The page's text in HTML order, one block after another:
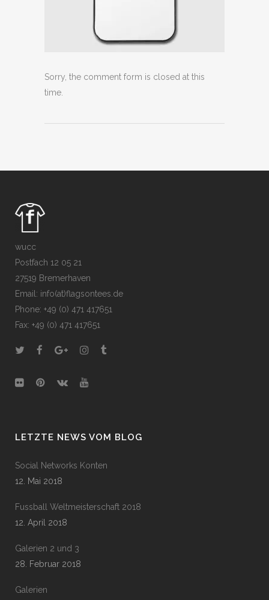
Sorry, the comment form is closed at this
time.
wucc
Postfach 12 05 21
27519 Bremerhaven
Email: info(at)flagsontees.de
Phone: +49 (0) 471 417651
Fax: +49 (0) 471 417651
LETZTE NEWS VOM BLOG
Social Networks Konten
12. Mai 2018
Fussball Weltmeisterschaft 2018
12. April 2018
Galerien 2 und 3
28. Februar 2018
Galerien